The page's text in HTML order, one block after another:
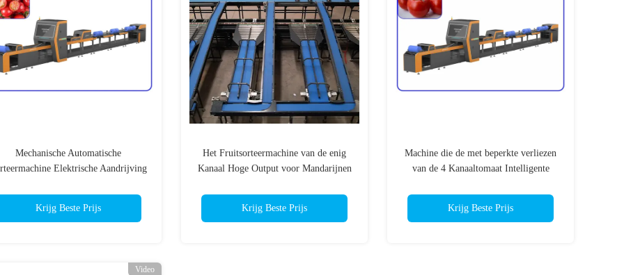
Mechanische Automatische
Elektrische Aandrijving
Krijg Beste Prijs
Het Fruitsorteermachine van de enig
Kanaal Hoge Output voor Mandarijnen
Krijg Beste Prijs
Machine die de met beperkte verliezen
van de 4 Kanaaltomaat Intelligente
Krijg Beste Prijs
Video